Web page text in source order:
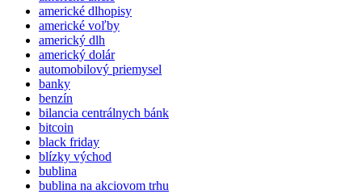
americké dlhopisy
americké voľby
americký dlh
americký dolár
automobilový priemysel
banky
benzín
bilancia centrálnych bánk
bitcoin
black friday
blízky východ
bublina
bublina na akciovom trhu